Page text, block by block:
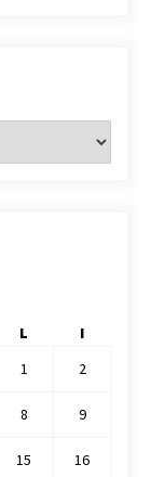
L
I
1
2
8 9
15 16